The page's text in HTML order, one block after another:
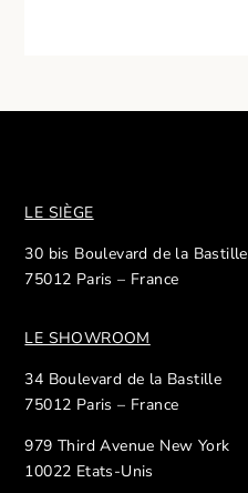
LE SIÈGE
30 bis Boulevard de la Bastille
75012 Paris – France
LE SHOWROOM
34 Boulevard de la Bastille
75012 Paris – France
979 Third Avenue New York
10022 Etats-Unis